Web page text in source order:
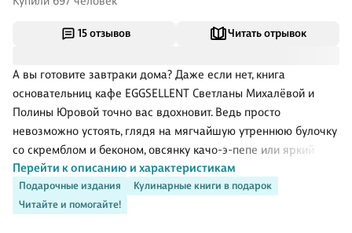
15 отзывов Читать отрывок
Подарочные издания
Кулинарные книги в подарок
Читайте и помогайте!
А вы готовите завтраки дома? Даже если нет, книга
основательниц кафе EGGSELLENT Светланы Михалёвой и
Полины Юровой точно вас вдохновит. Ведь просто
невозможно устоять, глядя на мягчайшую утреннюю булочку
со скремблом и беконом, овсянку качо-э-пепе или яркий
матча-тост. Дополните их чашкой свежесваренного кофе — и
вот она, красота и магия утра.
Перейти к описанию и характеристикам